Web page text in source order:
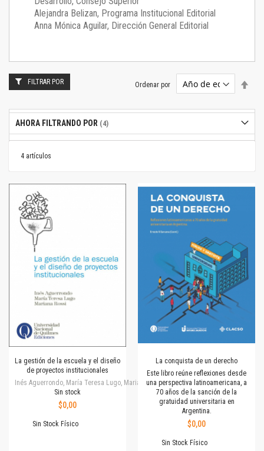
Alejandra Belizan, Programa Institucional Editorial
Anna Mónica Aguilar, Dirección General Editorial
4 artículos
Ordenar por
La gestión de la escuela y el diseño
de proyectos institucionales
Inés Aguerrondo, María Teresa Lugo, Mariana Rossi
Sin stock
$0,00
Sin Stock Físico
La conquista de un derecho
Este libro reúne reflexiones desde
una perspectiva latinoamericana, a
70 años de la sanción de la
gratuidad universitaria en
Argentina.
$0,00
Sin Stock Físico
FILTRAR POR
AHORA FILTRANDO POR